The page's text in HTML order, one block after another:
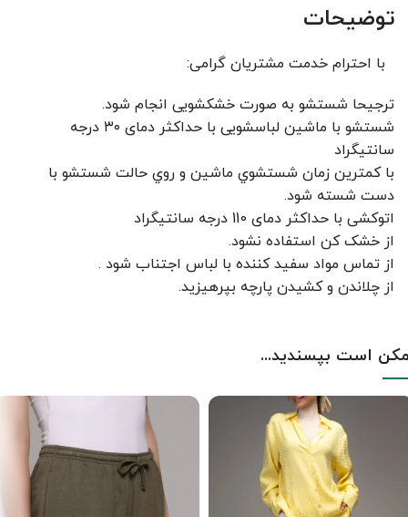
توضیحات
با احترام خدمت مشتریان گرامی:
ترجیحا شستشو به صورت خشکشویی انجام شود.
شستشو با ماشین لباسشویی با حداکثر دمای ۳۰ درجه
سانتیگراد
با کمترين زمان شستشوي ماشين و روي حالت شستشو با
دست شسته شود.
اتوکشی با حداکثر دمای 110 درجه سانتیگراد
از خشک کن استفاده نشود.
از تماس مواد سفید کننده با لباس اجتناب شود .
از چلاندن و کشيدن پارچه بپرهيزيد.
است بپسندید...